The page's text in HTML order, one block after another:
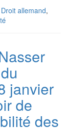
Droit allemand,
janvier
de
des